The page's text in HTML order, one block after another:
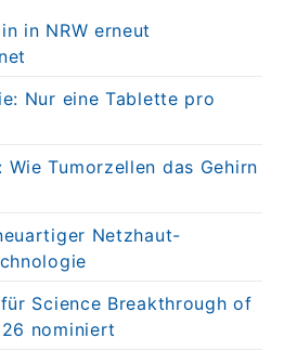
in NRW erneut
Nur eine Tablette pro
Wie Tumorzellen das Gehirn
Netzhaut-
Science Breakthrough of
nominiert